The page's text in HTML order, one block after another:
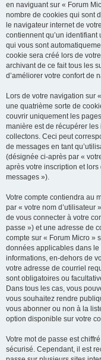
en naviguant sur « Forum
nombre de cookies qui sont
le navigateur internet de
contiennent qu’un
qui vous sont
cookie sera créé lors de
archivant de ce fait tous les
d’améliorer votre confort de
Lors de votre navigation sur
une quatrième sorte de
couvrir uniquement les
manière est de récupérer
collectons. Ceci peut
de messages en tant
(désignée ci-après par «
après votre inscription et
messages »).
Votre compte contiendra au
par « votre nom d’utilisateur
de vous connecter à votre
passe ») et une adresse de
compte sur « Forum Micro »
données applicables dans le
informations, en-dehors de
votre adresse de courriel
sont obligatoires ou
Dans tous les cas, vous
vous souhaitez rendre
vous abonner ou non à la
option disponible sur votre
Votre mot de passe est
sécurisé. Cependant, il est